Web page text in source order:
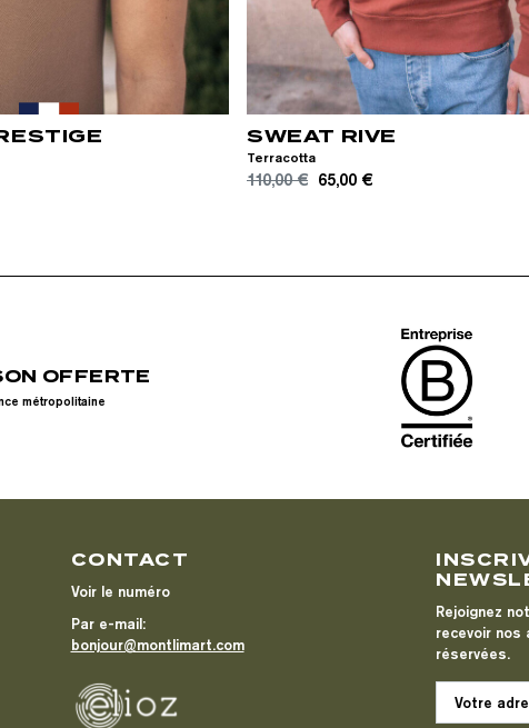
SWEAT RIVE
Terracotta
110,00 € 65,00 €
M XL XXL
OFFERTE
métropolitaine
CONTACT
Voir le numéro
Par e-mail:
bonjour@montlimart.com
Rejoignez
recevoir
réservées.